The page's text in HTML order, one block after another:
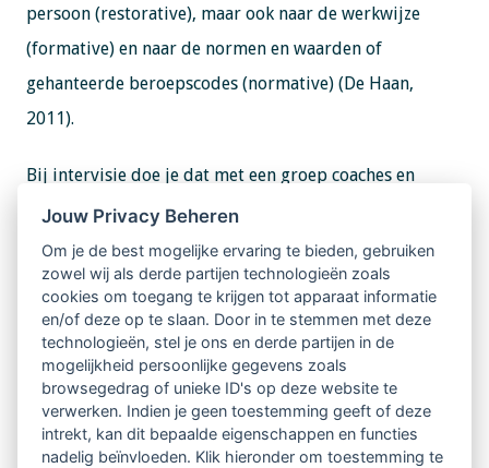
persoon (restorative), maar ook naar de werkwijze
(formative) en naar de normen en waarden of
gehanteerde beroepscodes (normative) (De Haan,
2011).
Bij intervisie doe je dat met een groep coaches en
staat het krijgen van inzicht centraal. Dat kan aan de
hand van casuïstiek of vragen vanuit de coach over zijn
eigen handelen. Supervisie voegt daar één dimensie
aan toe, namelijk een normatief perspectief. Een van
de aspecten van supervisie is het toetsen van jouw
handelen aan de standaarden van de beroepsgroep en
het vergroten van de gezamenlijke kwaliteit."
Jouw Privacy Beheren
Om je de best mogelijke ervaring te bieden, gebruiken
zowel wij als derde partijen technologieën zoals
cookies om toegang te krijgen tot apparaat informatie
en/of deze op te slaan. Door in te stemmen met deze
technologieën, stel je ons en derde partijen in de
mogelijkheid persoonlijke gegevens zoals
browsegedrag of unieke ID's op deze website te
verwerken. Indien je geen toestemming geeft of deze
intrekt, kan dit bepaalde eigenschappen en functies
nadelig beïnvloeden. Klik hieronder om toestemming te